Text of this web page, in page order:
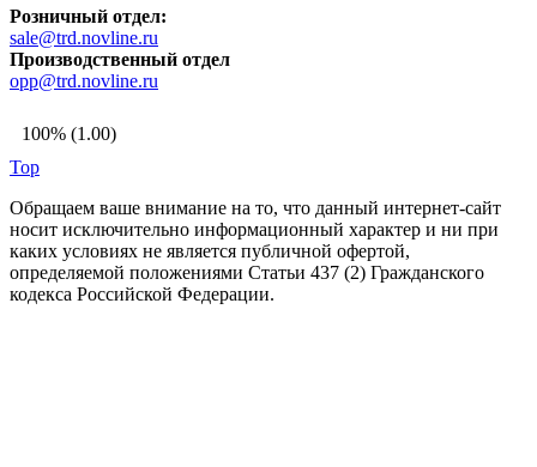
Розничный отдел:
sale@trd.novline.ru
Производственный отдел
opp@trd.novline.ru
100% (1.00)
Top
Обращаем ваше внимание на то, что данный интернет-сайт
носит исключительно информационный характер и ни при
каких условиях не является публичной офертой,
определяемой положениями Статьи 437 (2) Гражданского
кодекса Российской Федерации.